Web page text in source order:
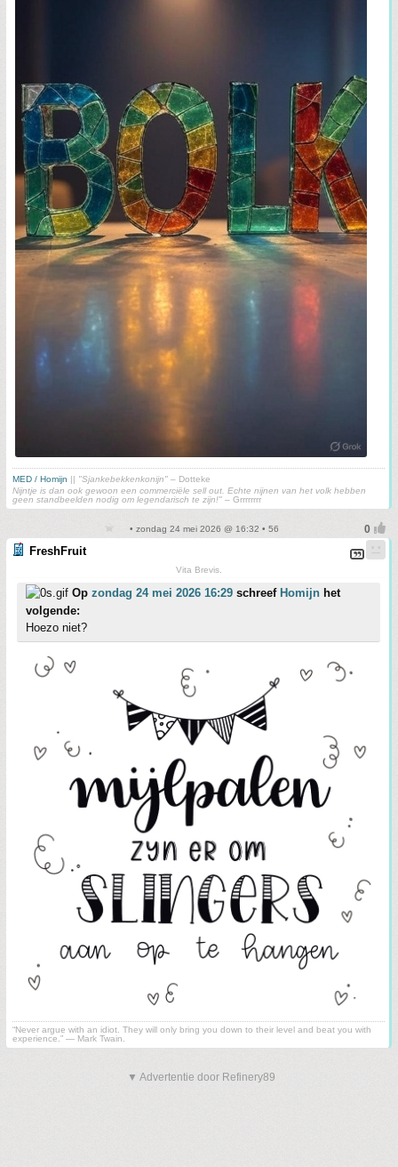
MED / Homijn || "Sjankebekkenkonijn" – Dotteke
Nijntje is dan ook gewoon een commerciële sell out. Echte nijnen van het volk hebben
geen standbeelden nodig om legendarisch te zijn!" – Grrrrrrrr
• zondag 24 mei 2026 @ 16:32 • 56
FreshFruit
Vita Brevis.
Op zondag 24 mei 2026 16:29 schreef Homijn het
volgende:
Hoezo niet?
“Never argue with an idiot. They will only bring you down to their level and beat you with
experience.” ― Mark Twain.
▼ Advertentie door Refinery89